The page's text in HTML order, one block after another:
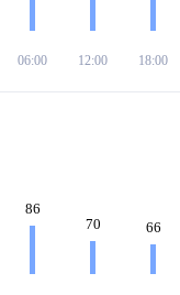
06:00 12:00 18:00
86
70 66